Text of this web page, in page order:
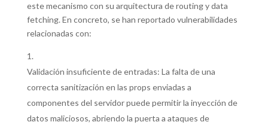
este mecanismo con su arquitectura de routing y data
fetching. En concreto, se han reportado vulnerabilidades
relacionadas con:
Validación insuficiente de entradas: La falta de una
correcta sanitización en las props enviadas a
componentes del servidor puede permitir la inyección de
datos maliciosos, abriendo la puerta a ataques de